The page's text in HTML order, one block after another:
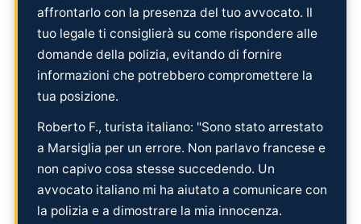
affrontarlo con la presenza del tuo avvocato. Il
tuo legale ti consiglierà su come rispondere alle
domande della polizia, evitando di fornire
informazioni che potrebbero compromettere la
tua posizione.
Roberto F., turista italiano: "Sono stato arrestato
a Marsiglia per un errore. Non parlavo francese e
non capivo cosa stesse succedendo. Un
avvocato italiano mi ha aiutato a comunicare con
la polizia e a dimostrare la mia innocenza.